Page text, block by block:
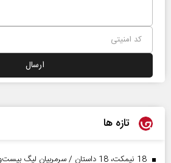
تازه ها
18 نیمکت، 18 داستان / سرمربیان لیگ بیست‌وششم را بشناسید